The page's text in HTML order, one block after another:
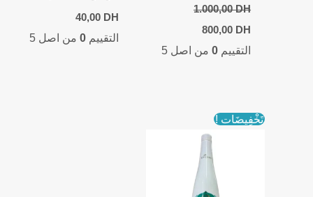
1.000,00DH
Original
was:
800,00 DH
Current
is:
التقييم 0من اصل 5
40,00 DH
التقييم0 من اصل 5
تَخْفِيضَات !